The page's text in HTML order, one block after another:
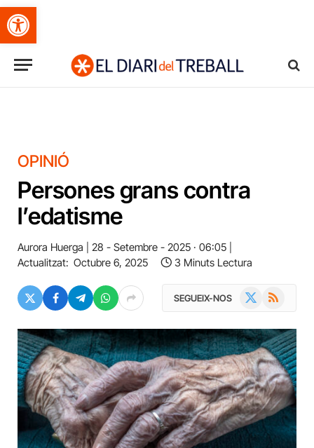
Obre la barra d'eines
OPINIÓ
Persones grans contra
l’edatisme
Aurora Huerga
28 - Setembre - 2025 · 06:05
Actualitzat: Octubre 6, 2025 3 Minuts Lectura
SEGUEIX-NOS RSS